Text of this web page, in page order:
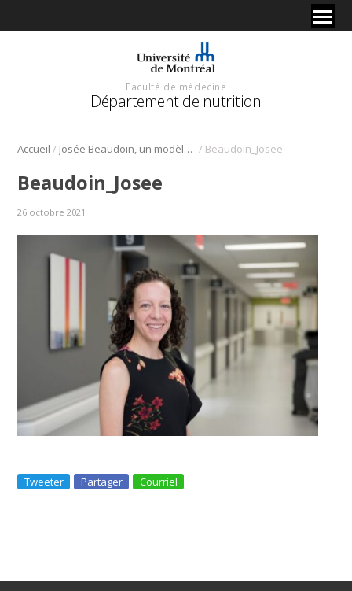
Faculté de médecine
Département de nutrition
Accueil / Josée Beaudoin, un modèle en matière de supervision / Beaudoin_Josee
Beaudoin_Josee
26 octobre 2021
Tweeter Partager Courriel